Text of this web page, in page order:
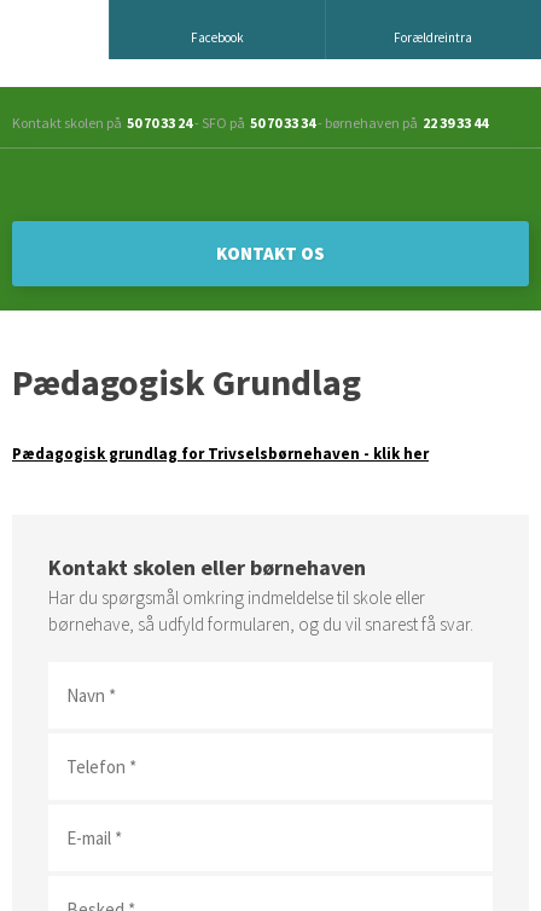
Kontakt skolen på 50 70 33 24- SFO på 50 70 33 34- børnehaven på 22 39 33 44
Facebook Forældreintra
KONTAKT OS​
Pædagogisk Grundlag
Pædagogisk grundlag for Trivselsbørnehaven - klik her
Kontakt skolen eller børnehaven
Har du spørgsmål omkring indmeldelse til skole eller
børnehave, så udfyld formularen, og du vil snarest få svar.